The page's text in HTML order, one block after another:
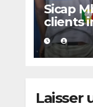
Sicap
clients
avec
d’un
police
Laisser